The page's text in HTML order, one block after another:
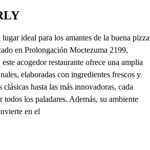
ideal para los amantes de la buena pizza
en Prolongación Moctezuma 2199,
acogedor restaurante ofrece una amplia
elaboradas con ingredientes frescos y
hasta las más innovadoras, cada
todos los paladares. Además, su ambiente
en el